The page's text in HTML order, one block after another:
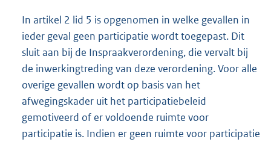
In artikel 2 lid 5 is opgenomen in welke gevallen in
ieder geval geen participatie wordt toegepast. Dit
sluit aan bij de Inspraakverordening, die vervalt bij
de inwerkingtreding van deze verordening. Voor alle
overige gevallen wordt op basis van het
afwegingskader uit het participatiebeleid
gemotiveerd of er voldoende ruimte voor
participatie is. Indien er geen ruimte voor participatie